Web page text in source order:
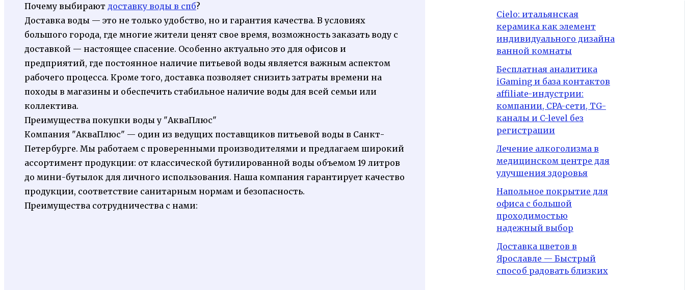
Почему выбирают доставку воды в спб?
Доставка воды — это не только удобство, но и гарантия качества. В условиях
большого города, где многие жители ценят свое время, возможность заказать воду с
доставкой — настоящее спасение. Особенно актуально это для офисов и
предприятий, где постоянное наличие питьевой воды является важным аспектом
рабочего процесса. Кроме того, доставка позволяет снизить затраты времени на
походы в магазины и обеспечить стабильное наличие воды для всей семьи или
коллектива.
Преимущества покупки воды у "АкваПлюс"
Компания "АкваПлюс" — один из ведущих поставщиков питьевой воды в Санкт-
Петербурге. Мы работаем с проверенными производителями и предлагаем широкий
ассортимент продукции: от классической бутилированной воды объемом 19 литров
до мини-бутылок для личного использования. Наша компания гарантирует качество
продукции, соответствие санитарным нормам и безопасность.
Преимущества сотрудничества с нами:
Cielo: итальянская
керамика как элемент
индивидуального дизайна
ванной комнаты
Бесплатная аналитика
iGaming и база контактов
affiliate-индустрии:
компании, CPA-сети, TG-
каналы и C-level без
регистрации
Лечение алкоголизма в
медицинском центре для
улучшения здоровья
Напольное покрытие для
офиса с большой
проходимостью
надежный выбор
Доставка цветов в
Ярославле — Быстрый
способ радовать близких